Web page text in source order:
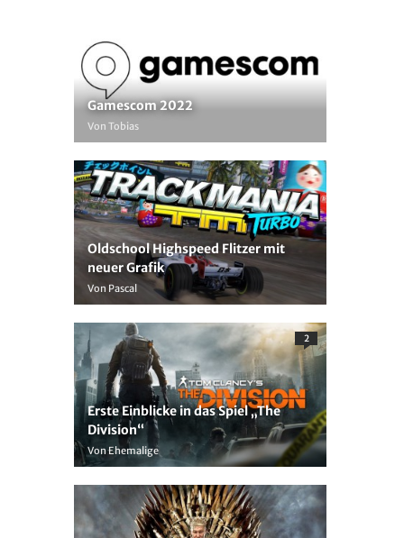
Gamescom 2022
Von Tobias
Oldschool Highspeed Flitzer mit
neuer Grafik
Von Pascal
2
Erste Einblicke in das Spiel „The
Division“
Von Ehemalige